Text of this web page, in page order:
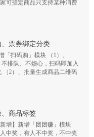
可指定商品只支持某种消费
票券绑定分类
「扫码购」模块 （1）、
排队、不烦心，扫码即加入
（2）、批量生成商品二维码
商品标签
增】新增「团团赚」模块
中奖，有人不中奖，不中奖